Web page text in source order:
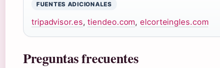
FUENTES ADICIONALES
tripadvisor.es,tiendeo.com,elcorteingles.com
Preguntas frecuentes